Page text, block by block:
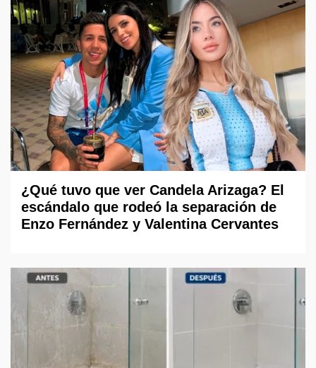
¿Qué tuvo que ver Candela Arizaga? El
escándalo que rodeó la separación de
Enzo Fernández y Valentina Cervantes